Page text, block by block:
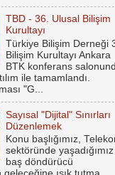
TBD - 36. Ulusal Bilişim
Kurultayı
Türkiye Bilişim Derneği
Bilişim Kurultayı Ankara
BTK konferans
ile tamamlandı.
"G...
Sayısal "Dijital" Sınırları
Düzenlemek
Konu başlığımız,
sektöründe yaşadığımız
baş döndürücü